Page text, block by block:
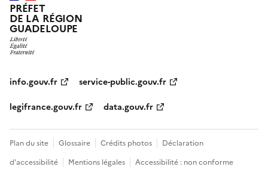
PRÉFET
DE LA RÉGION
GUADELOUPE
info.gouv.fr
service-public.gouv.fr
legifrance.gouv.fr
data.gouv.fr
Plan du site Glossaire Crédits photos
Déclaration
d’accessibilité
Mentions légales Accessibilité : non conforme